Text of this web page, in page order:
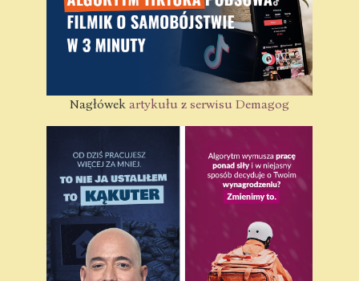
Nagłówek artykułu z serwisu Demagog